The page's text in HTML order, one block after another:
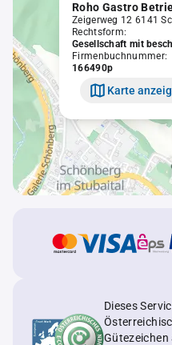
Roho Gastro
Zeigerweg 12 6141
Rechtsform:
Gesellschaft mit
Firmenbuchnummer:
166490p
Karte
Dieses